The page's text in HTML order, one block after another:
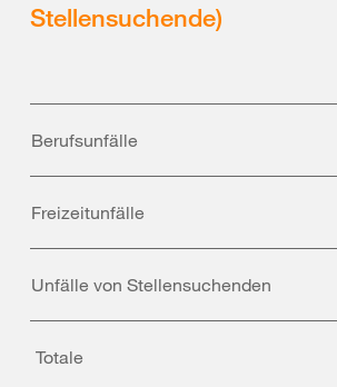
Stellensuchende)
Berufsunfälle
Freizeitunfälle
Unfälle von Stellensuchenden
Totale